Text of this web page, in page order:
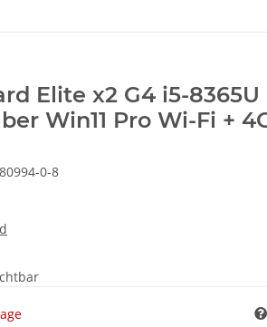
Elite x2 G4 i5-8365U
Win11 Pro Wi-Fi +
0-8